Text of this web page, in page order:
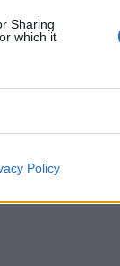
Sharing
which it
Policy